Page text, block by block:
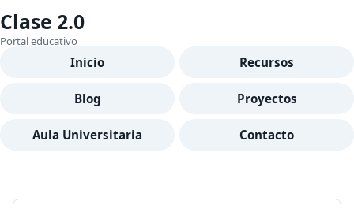
Clase 2.0
Portal educativo
Inicio Recursos
Blog Proyectos
Aula Universitaria Contacto